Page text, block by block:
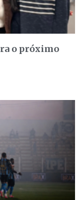
o próximo